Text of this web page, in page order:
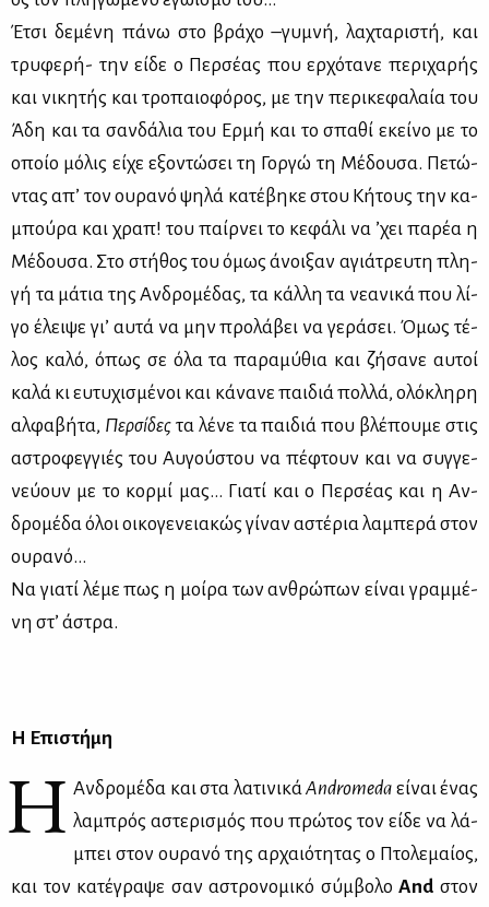
Έτσι δε­μέ­νη πά­νω στο βρά­χο –γυ­μνή, λα­χτα­ρι­στή, και
τρυ­φε­ρή- την εί­δε ο Περ­σέ­ας που ερ­χό­τα­νε πε­ρι­χα­ρής
και νι­κη­τής και τρο­παιο­φό­ρος, με την πε­ρι­κε­φα­λαία του
Άδη και τα σαν­δά­λια του Ερ­μή και το σπα­θί εκεί­νο με το
οποίο μό­λις εί­χε εξο­ντώ­σει τη Γορ­γώ τη Μέ­δου­σα. Πε­τώ­
ντας απ’ τον ου­ρα­νό ψη­λά κα­τέ­βη­κε στου Κή­τους την κα­
μπού­ρα και χραπ! του παίρ­νει το κε­φά­λι να ’χει πα­ρέα η
Μέ­δου­σα. Στο στή­θος του όμως άνοι­ξαν αγιά­τρευ­τη πλη­
γή τα μά­τια της Αν­δρο­μέ­δας, τα κάλ­λη τα νε­α­νι­κά που λί­
γο έλει­ψε γι’ αυ­τά να μην προ­λά­βει να γε­ρά­σει. Όμως τέ­
λος κα­λό, όπως σε όλα τα πα­ρα­μύ­θια και ζή­σα­νε αυ­τοί
κα­λά κι ευ­τυ­χι­σμέ­νοι και κά­να­νε παι­διά πολ­λά, ολό­κλη­ρη
αλ­φα­βή­τα, Περ­σί­δεςτα λέ­νε τα παι­διά που βλέ­που­με στις
αστρο­φεγ­γιές του Αυ­γού­στου να πέ­φτουν και να συγ­γε­
νεύ­ουν με το κορ­μί μας… Για­τί και ο Περ­σέ­ας και η Αν­
δρο­μέ­δα όλοι οι­κο­γε­νεια­κώς γί­ναν αστέ­ρια λα­μπε­ρά στον
ου­ρα­νό…
Να για­τί λέ­με πως η μοί­ρα των αν­θρώ­πων εί­ναι γραμ­μέ­
νη στ’ άστρα.
Η Επι­στή­μη
Η Αν­δρο­μέ­δα και στα λα­τι­νι­κά Andromeda εί­ναι ένας
λα­μπρός αστε­ρι­σμός που πρώ­τος τον εί­δε να λά­
μπει στον ου­ρα­νό της αρ­χαιό­τη­τας ο Πτο­λε­μαί­ος,
και τον κα­τέ­γρα­ψε σαν αστρο­νο­μι­κό σύμ­βο­λοAnd στον